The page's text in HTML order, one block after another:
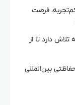
کم‌تجربه، فرصت
دارد تا از
بین‌المللی